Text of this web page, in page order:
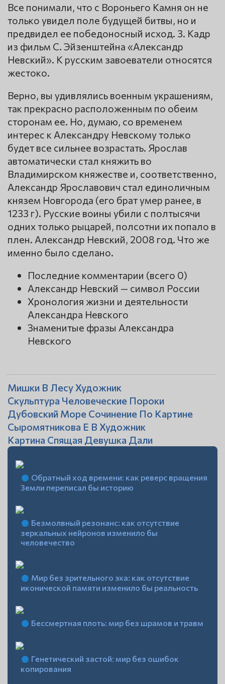
Все понимали, что с Вороньего Камня он не
только увидел поле будущей битвы, но и
предвидел ее победоносный исход. 3. Кадр
из фильм С. Эйзенштейна «Александр
Невский». К русским завоеватели относятся
жестоко.
Верно, вы удивлялись военным украшениям,
так прекрасно расположенным по обеим
сторонам ее. Но, думаю, со временем
интерес к Александру Невскому только
будет все сильнее возрастать. Ярослав
автоматически стал княжить во
Владимирском княжестве и, соответственно,
Александр Ярославович стал единоличным
князем Новгорода (его брат умер ранее, в
1233 г). Русские воины убили с полтысячи
одних только рыцарей, полсотни их попало в
плен. Александр Невский, 2008 год. Что же
именно было сделано.
Последние комментарии (всего 0)
Александр Невский — символ России
Хронология жизни и деятельности
Александра Невского
Знаменитые фразы Александра
Невского
Мишки В Лесу Художник
Скульптура Человеческие Пороки
Дубовский Море Сочинение По Картине
Сыромятникова Е В Художник
Картина Спящая Девушка Дали
Обратный ход времени: как реверс вращения
Земли переписал бы историю
Безмолвный резонанс: как отсутствие
зеркальных нейронов изменило бы
человечество
Мир без зрительного эха: как отсутствие
иконической памяти изменило бы реальность
Бессмертная плоть: мир без шрамов и травм
Генетический застой: мир без ошибок
копирования